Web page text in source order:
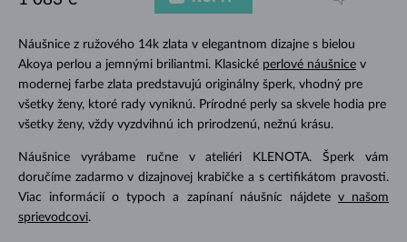
Náušnice z ružového 14k zlata v elegantnom dizajne s bielou
Akoya perlou a jemnými briliantmi. Klasické perlové náušnicev
modernej farbe zlata predstavujú originálny šperk, vhodný pre
všetky ženy, ktoré rady vyniknú. Prírodné perly sa skvele hodia pre
všetky ženy, vždy vyzdvihnú ich prirodzenú, nežnú krásu.
Náušnice vyrábame ručne v ateliéri KLENOTA. Šperk vám
doručíme zadarmo v dizajnovej krabičke a s certifikátom pravosti.
Viac informácií o typoch a zapínaní náušníc nájdete v našom
sprievodcovi.